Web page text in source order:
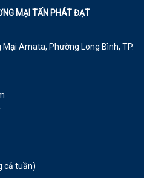
MẠI TẤN PHÁT ĐẠT
Mại Amata, Phường Long Bình, TP.
cả tuần)